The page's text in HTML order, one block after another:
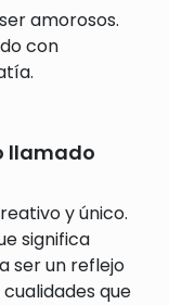
amorosos.
con
llamado
y único.
significa
ser un reflejo
que